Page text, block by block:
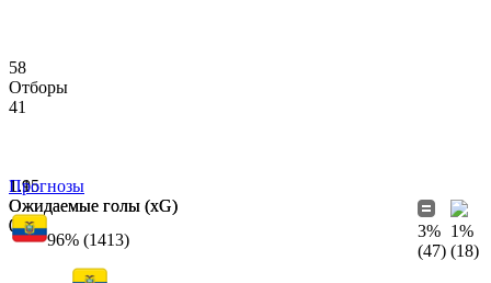
58
Отборы
41
1.1
Ожидаемые голы (xG)
0.2
1.95
Ожидаемые голы (xG)
0.28
Прогнозы
96% (1413)
3%
(47)
1%
(18)